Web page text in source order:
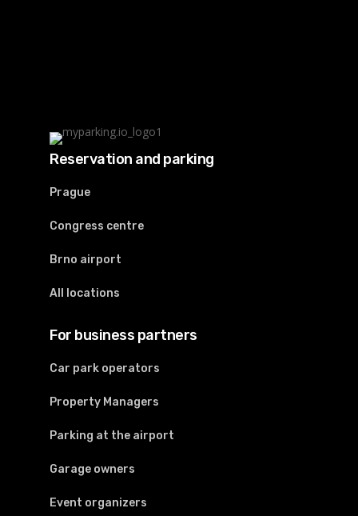
Reservation and parking
Prague
Congress centre
Brno airport
All locations
For business partners
Car park operators
Property Managers
Parking at the airport
Garage owners
Event organizers